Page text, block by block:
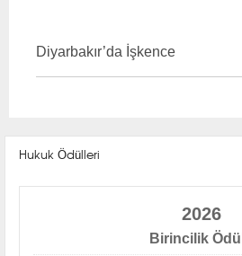
Diyarbakır’da İşkence
Hukuk Ödülleri
2026
Birincilik